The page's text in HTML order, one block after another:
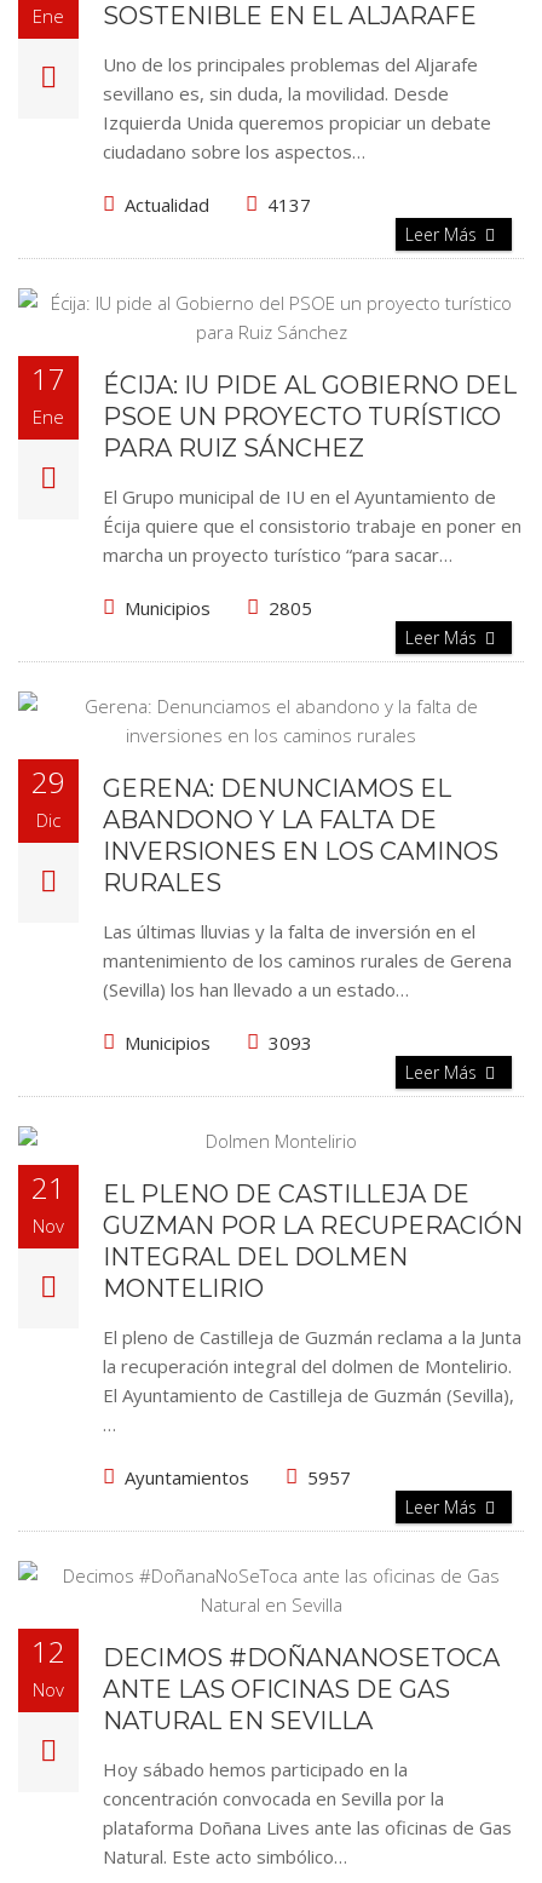
Ene
SOSTENIBLE EN EL ALJARAFE
Uno de los principales problemas del Aljarafe
sevillano es, sin duda, la movilidad. Desde
Izquierda Unida queremos propiciar un debate
ciudadano sobre los aspectos…
Actualidad 4137
Leer Más
17
Ene
ÉCIJA: IU PIDE AL GOBIERNO DEL
PSOE UN PROYECTO TURÍSTICO
PARA RUIZ SÁNCHEZ
El Grupo municipal de IU en el Ayuntamiento de
Écija quiere que el consistorio trabaje en poner en
marcha un proyecto turístico “para sacar…
Municipios 2805
Leer Más
29
Dic
GERENA: DENUNCIAMOS EL
ABANDONO Y LA FALTA DE
INVERSIONES EN LOS CAMINOS
RURALES
Las últimas lluvias y la falta de inversión en el
mantenimiento de los caminos rurales de Gerena
(Sevilla) los han llevado a un estado…
Municipios 3093
Leer Más
21
Nov
EL PLENO DE CASTILLEJA DE
GUZMAN POR LA RECUPERACIÓN
INTEGRAL DEL DOLMEN
MONTELIRIO
El pleno de Castilleja de Guzmán reclama a la Junta
la recuperación integral del dolmen de Montelirio.
El Ayuntamiento de Castilleja de Guzmán (Sevilla),
…
Ayuntamientos 5957
Leer Más
12
Nov
DECIMOS #DOÑANANOSETOCA
ANTE LAS OFICINAS DE GAS
NATURAL EN SEVILLA
Hoy sábado hemos participado en la
concentración convocada en Sevilla por la
plataforma Doñana Lives ante las oficinas de Gas
Natural. Este acto simbólico…